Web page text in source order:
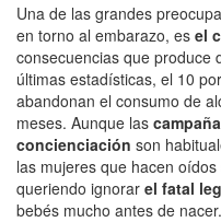
Una de las grandes
en torno al embarazo, es el
consecuencias que produce
últimas estadísticas, el 10
abandonan el consumo de
meses. Aunque las
concienciación son
las mujeres que hacen
queriendo ignorar el fatal
bebés mucho antes de nacer.